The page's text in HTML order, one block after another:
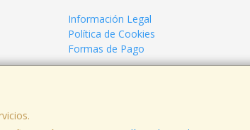
Información Legal
Política de Cookies
Formas de Pago